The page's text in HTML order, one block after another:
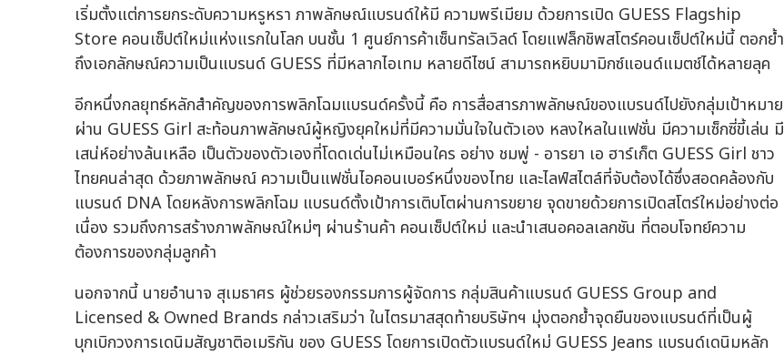
เริ่มตั้งแต่การยกระดับความหรูหรา ภาพลักษณ์แบรนด์ให้มี ความพรีเมียม ด้วยการเปิด GUESS Flagship
Store คอนเซ็ปต์ใหม่แห่งแรกในโลก บนชั้น 1 ศูนย์การค้าเซ็นทรัลเวิลด์ โดยแฟล็กชิพสโตร์คอนเซ็ปต์ใหม่นี้ ตอกย้ำ
ถึงเอกลักษณ์ความเป็นแบรนด์ GUESS ที่มีหลากไอเทม หลายดีไซน์ สามารถหยิบมามิกซ์แอนด์แมตช์ได้หลายลุค
อีกหนึ่งกลยุทธ์หลักสำคัญของการพลิกโฉมแบรนด์ครั้งนี้ คือ การสื่อสารภาพลักษณ์ของแบรนด์ไปยังกลุ่มเป้าหมาย
ผ่าน GUESS Girl สะท้อนภาพลักษณ์ผู้หญิงยุคใหม่ที่มีความมั่นใจในตัวเอง หลงใหลในแฟชั่น มีความเซ็กซี่ขี้เล่น มี
เสน่ห์อย่างล้นเหลือ เป็นตัวของตัวเองที่โดดเด่นไม่เหมือนใคร อย่าง ชมพู่ - อารยา เอ ฮาร์เก็ต GUESS Girl ชาว
ไทยคนล่าสุด ด้วยภาพลักษณ์ ความเป็นแฟชั่นไอคอนเบอร์หนึ่งของไทย และไลฟ์สไตล์ที่จับต้องได้ซึ่งสอดคล้องกับ
แบรนด์ DNA โดยหลังการพลิกโฉม แบรนด์ตั้งเป้าการเติบโตผ่านการขยาย จุดขายด้วยการเปิดสโตร์ใหม่อย่างต่อ
เนื่อง รวมถึงการสร้างภาพลักษณ์ใหม่ๆ ผ่านร้านค้า คอนเซ็ปต์ใหม่ และนำเสนอคอลเลกชัน ที่ตอบโจทย์ความ
ต้องการของกลุ่มลูกค้า
นอกจากนี้ นายอำนาจ สุเมธาศร ผู้ช่วยรองกรรมการผู้จัดการ กลุ่มสินค้าแบรนด์ GUESS Group and
Licensed & Owned Brands กล่าวเสริมว่า ในไตรมาสสุดท้ายบริษัทฯ มุ่งตอกย้ำจุดยืนของแบรนด์ที่เป็นผู้
บุกเบิกวงการเดนิมสัญชาติอเมริกัน ของ GUESS โดยการเปิดตัวแบรนด์ใหม่ GUESS Jeans แบรนด์เดนิมหลัก